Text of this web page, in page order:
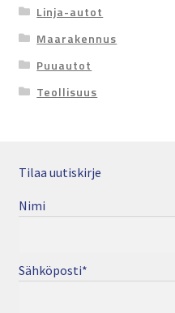
Linja-autot
Maarakennus
Puuautot
Teollisuus
Tilaa uutiskirje
Nimi
Sähköposti*